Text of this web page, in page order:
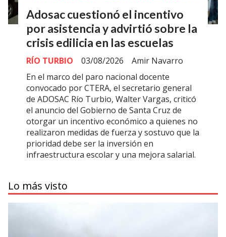
Adosac cuestionó el incentivo
por asistencia y advirtió sobre la
crisis edilicia en las escuelas
Amir Navarro
RÍO TURBIO
03/08/2026
En el marco del paro nacional docente
convocado por CTERA, el secretario general
de ADOSAC Río Turbio, Walter Vargas, criticó
el anuncio del Gobierno de Santa Cruz de
otorgar un incentivo económico a quienes no
realizaron medidas de fuerza y sostuvo que la
prioridad debe ser la inversión en
infraestructura escolar y una mejora salarial.
Lo más visto